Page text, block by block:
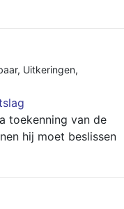
, Uitkeringen,
toekenning van de
hij moet beslissen